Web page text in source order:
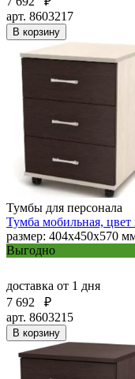
арт. 8603217
В корзину
Тумбы для персонала
Тумба мобильная,
размер: 404х450х570
Выгодно
доставка от 1 дня
7 692
₽
арт. 8603215
В корзину